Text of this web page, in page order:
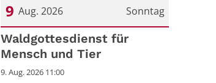
Sonntag
9 Aug. 2026
Datum: 9. August 2026
Waldgottesdienst für
Mensch und Tier
9. Aug. 2026 11:00